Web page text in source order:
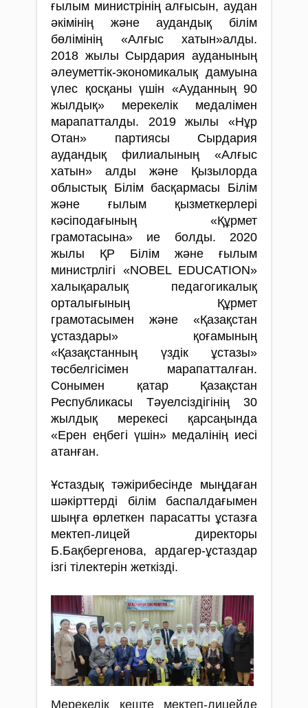
ғылым министрінің алғысын, аудан
әкімінің және аудандық білім
бөлімінің «Алғыс хатын»алды.
2018 жылы Сырдария ауданының
әлеуметтік-экономикалық дамуына
үлес қосқаны үшін «Ауданның 90
жылдық» мерекелік медалімен
марапатталды. 2019 жылы «Нұр
Отан» партиясы Сырдария
аудандық филиалының «Алғыс
хатын» алды және Қызылорда
облыстық Білім басқармасы Білім
және ғылым қызметкерлері
кәсіподағының «Құрмет
грамотасына» ие болды. 2020
жылы ҚР Білім және ғылым
министрлігі «NOBEL EDUCATION»
халықаралық педагогикалық
орталығының Құрмет
грамотасымен және «Қазақстан
ұстаздары» қоғамының
«Қазақстанның үздік ұстазы»
төсбелгісімен марапатталған.
Сонымен қатар Қазақстан
Республикасы Тәуелсіздігінің 30
жылдық мерекесі қарсаңында
«Ерен еңбегі үшін» медалінің иесі
атанған.
Ұстаздық тәжірибесінде мыңдаған
шәкірттерді білім баспалдағымен
шыңға өрлеткен парасатты ұстазға
мектеп-лицей директоры
Б.Бақбергенова, ардагер-ұстаздар
ізгі тілектерін жеткізді.
Мерекелік кеште мектеп-лицейде